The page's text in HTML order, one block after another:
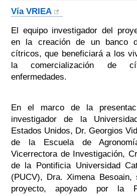
Vía VRIEA
El equipo investigador del
en la creación de un banco
cítricos, que beneficiará a los
la comercialización de
enfermedades.
En el marco de la
investigador de la
Estados Unidos, Dr. Georgios
de la Escuela de
Vicerrectora de Investigación,
de la Pontificia Universidad
(PUCV), Dra. Ximena
proyecto, apoyado por la